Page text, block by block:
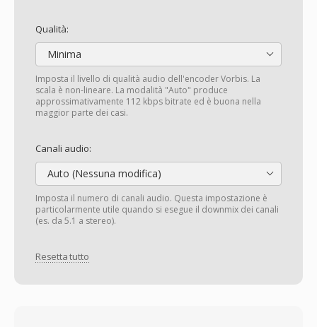
Qualità:
Minima
Imposta il livello di qualità audio dell'encoder Vorbis. La
scala è non-lineare. La modalità "Auto" produce
approssimativamente 112 kbps bitrate ed è buona nella
maggior parte dei casi.
Canali audio:
Auto (Nessuna modifica)
Imposta il numero di canali audio. Questa impostazione è
particolarmente utile quando si esegue il downmix dei canali
(es. da 5.1 a stereo).
Resetta tutto